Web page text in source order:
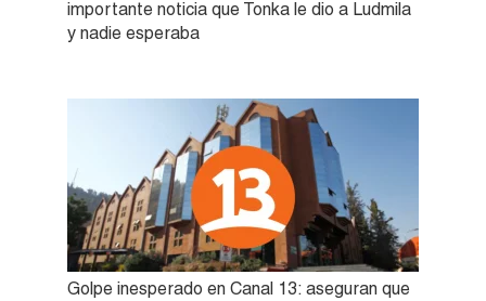
importante noticia que Tonka le dio a Ludmila
y nadie esperaba
Golpe inesperado en Canal 13: aseguran que